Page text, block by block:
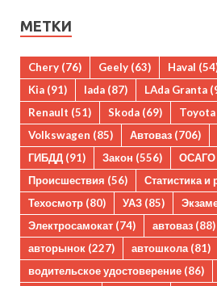
МЕТКИ
Chery (76) Geely (63) Haval
Kia (91) lada (87) LAda Granta
Renault (51) Skoda (69) Toyota
Volkswagen (85) Автоваз (706)
ГИБДД (91) Закон (556) ОСАГО
Происшествия (56) Статистика и
Техосмотр (80) УАЗ (85)
Электросамокат (74) автоваз (88)
авторынок (227) автошкола(81)
водительское удостоверение (86)